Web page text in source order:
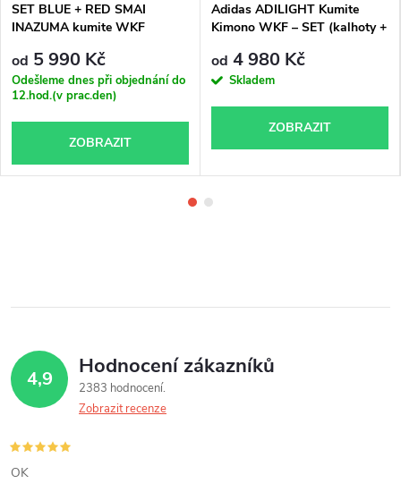
SET BLUE + RED SMAI
INAZUMA kumite WKF
od 5 990 Kč
Odešleme dnes při objednání do
12.hod.(v prac.den)
ZOBRAZIT
Adidas ADILIGHT Kumite
Kimono WKF – SET (kalhoty +
od 4 980 Kč
Skladem
ZOBRAZIT
4,9 Hodnocení zákazníků
2383 hodnocení
Zobrazit recenze
OK